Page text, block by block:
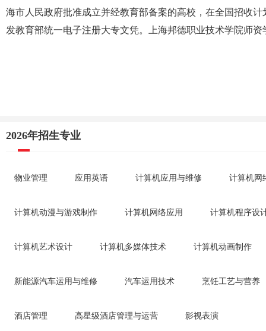
海市人民政府批准成立并经教育部备案的高校，在全国招收计
发教育部统一电子注册大专文凭。上海邦德职业技术学院师资
2026年招生专业
物业管理 应用英语 计算机应用与维修 计算机网
计算机动漫与游戏制作 计算机网络应用 计算机程序设
计算机艺术设计 计算机多媒体技术 计算机动画制作
新能源汽车运用与维修 汽车运用技术 烹饪工艺与营养
酒店管理 高星级酒店管理与运营 影视表演